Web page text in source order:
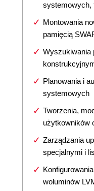
systemowych,
Montowania
pamięcią
Wyszukiwania
Planowania i
systemowych
Tworzenia,
użytkowników
Zarządzania
specjalnymi i
woluminów